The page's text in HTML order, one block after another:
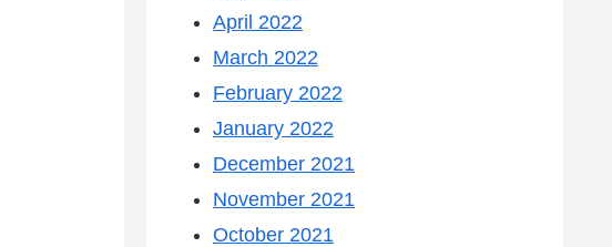
April 2022
March 2022
February 2022
January 2022
December 2021
November 2021
October 2021